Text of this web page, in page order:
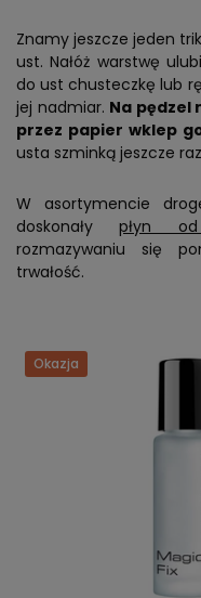
Znamy jeszcze jeden
ust. Nałóż warstwę
do ust chusteczkę lub
jej nadmiar. Na pędzel
przez papier wklep
usta szminką jeszcze
W asortymencie
doskonałypłyn od
rozmazywaniu się
trwałość.
Okazja